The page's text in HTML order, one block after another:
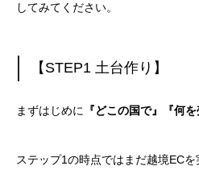
してみてください。
【STEP1 土台作り】
まずはじめに 『どこの国で』『何を
ステップ1の時点ではまだ越境EC